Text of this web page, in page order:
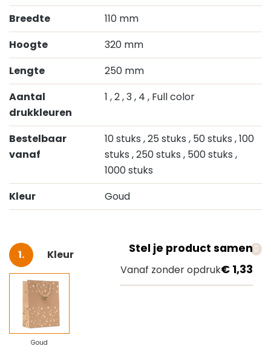
Breedte
110 mm
Hoogte
320 mm
Lengte
250 mm
Aantal
drukkleuren
1 , 2, 3, 4 , Full color
Bestelbaar
vanaf
10 stuks , 25 stuks , 50 stuks , 100
stuks , 250 stuks , 500 stuks ,
1000 stuks
Kleur
Goud
Stel je product samen
Vanaf zonder opdruk€ 1,33
Selecteer
Kleur
Goud